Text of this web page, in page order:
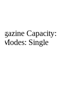
Capacity:
Modes: Single